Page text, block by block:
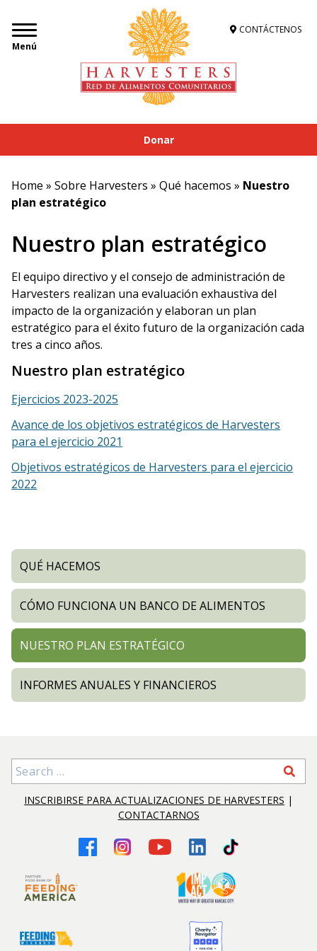
Menú
CONTÁCTENOS
Donar
Home » Sobre Harvesters » Qué hacemos » Nuestro
plan estratégico
Nuestro plan estratégico
El equipo directivo y el consejo de administración de
Harvesters realizan una evaluación exhaustiva del
impacto de la organización y elaboran un plan
estratégico para el éxito futuro de la organización cada
tres a cinco años.
Nuestro plan estratégico
Ejercicios 2023-2025
Avance de los objetivos estratégicos de Harvesters
para el ejercicio 2021
Objetivos estratégicos de Harvesters para el ejercicio
2022
QUÉ HACEMOS
CÓMO FUNCIONA UN BANCO DE ALIMENTOS
NUESTRO PLAN ESTRATÉGICO
INFORMES ANUALES Y FINANCIEROS
Search for:
INSCRIBIRSE PARA ACTUALIZACIONES DE HARVESTERS |
CONTACTARNOS